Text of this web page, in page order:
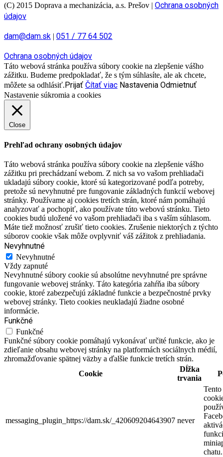
(C) 2015 Doprava a mechanizácia, a.s. Prešov | Ochrana osobných
údajov
dam@dam.sk | 051 / 77 64 502
Ochrana osobných údajov
Táto webová stránka používa súbory cookie na zlepšenie vášho
zážitku. Budeme predpokladať, že s tým súhlasíte, ale ak chcete,
môžete sa odhlásiť.Prijať Čítať viac Nastavenia Odmietnuť
Nastavenie súkromia a cookies
Close
Prehľad ochrany osobných údajov
Táto webová stránka používa súbory cookie na zlepšenie vášho
zážitku pri prechádzaní webom. Z nich sa vo vašom prehliadači
ukladajú súbory cookie, ktoré sú kategorizované podľa potreby,
pretože sú nevyhnutné pre fungovanie základných funkcií webovej
stránky. Používame aj cookies tretích strán, ktoré nám pomáhajú
analyzovať a pochopiť, ako používate túto webovú stránku. Tieto
cookies budú uložené vo vašom prehliadači iba s vaším súhlasom.
Máte tiež možnosť zrušiť tieto cookies. Zrušenie niektorých z týchto
súborov cookie však môže ovplyvniť váš zážitok z prehliadania.
Nevyhnutné
Nevyhnutné
Vždy zapnuté
Nevyhnutné súbory cookie sú absolútne nevyhnutné pre správne
fungovanie webovej stránky. Táto kategória zahŕňa iba súbory
cookie, ktoré zabezpečujú základné funkcie a bezpečnostné prvky
webovej stránky. Tieto cookies neukladajú žiadne osobné
informácie.
Funkčné
Funkčné
Funkčné súbory cookie pomáhajú vykonávať určité funkcie, ako je
zdieľanie obsahu webovej stránky na platformách sociálnych médií,
zhromažďovanie spätnej väzby a ďalšie funkcie tretích strán.
Cookie
Dĺžka
trvania
messaging_plugin_https://dam.sk/_420609204643907 never
chatu.